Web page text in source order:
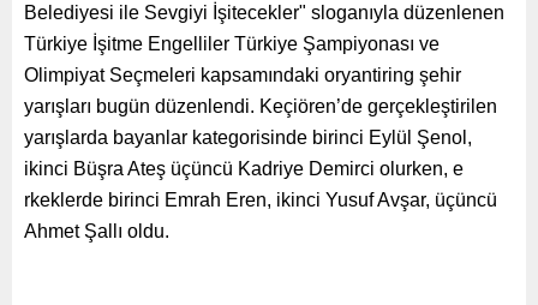
Belediyesi ile Sevgiyi İşitecekler" sloganıyla düzenlenen
Türkiye İşitme Engelliler Türkiye Şampiyonası ve
Olimpiyat Seçmeleri kapsamındaki oryantiring şehir
yarışları bugün düzenlendi. Keçiören’de gerçekleştirilen
yarışlarda bayanlar kategorisinde birinci Eylül Şenol,
ikinci Büşra Ateş üçüncü Kadriye Demirci olurken, e​
rkeklerde birinci Emrah Eren, ikinci Yusuf Avşar, üçüncü
Ahmet Şallı oldu.